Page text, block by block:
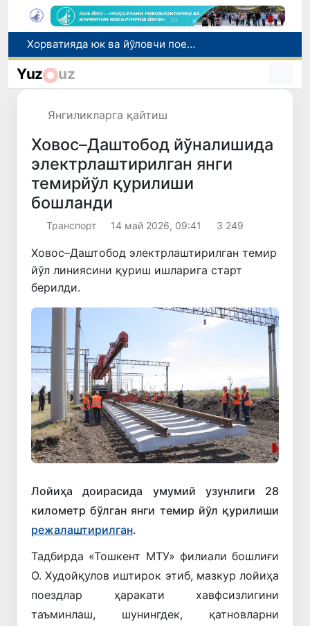
Бозор хизматларининг 40 фоиздан ортиғи пойтахт ҳиссасига тўғри келмоқда
“Мен таниган Ўзбекистон!”
Yuz uz
Янгиликларга қайтиш
Ховос–Даштобод йўналишида
электрлаштирилган янги
темирйўл қурилиши
бошланди
Транспорт 14 май 2026, 09:41 3 249
Ховос–Даштобод электрлаштирилган темир
йўл линиясини қуриш ишларига старт
берилди.
Лойиҳа доирасида умумий узунлиги 28
километр бўлган янги темир йўл қурилиши
режалаштирилган.
Тадбирда «Тошкент МТУ» филиали бошлиғи
О. Худойқулов иштирок этиб, мазкур лойиҳа
поездлар ҳаракати хавфсизлигини
таъминлаш, шунингдек, қатновларни